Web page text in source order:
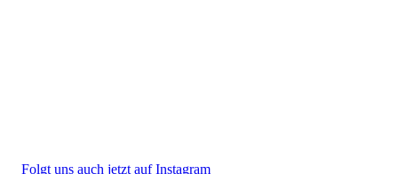
Folgt uns auch jetzt auf Instagram